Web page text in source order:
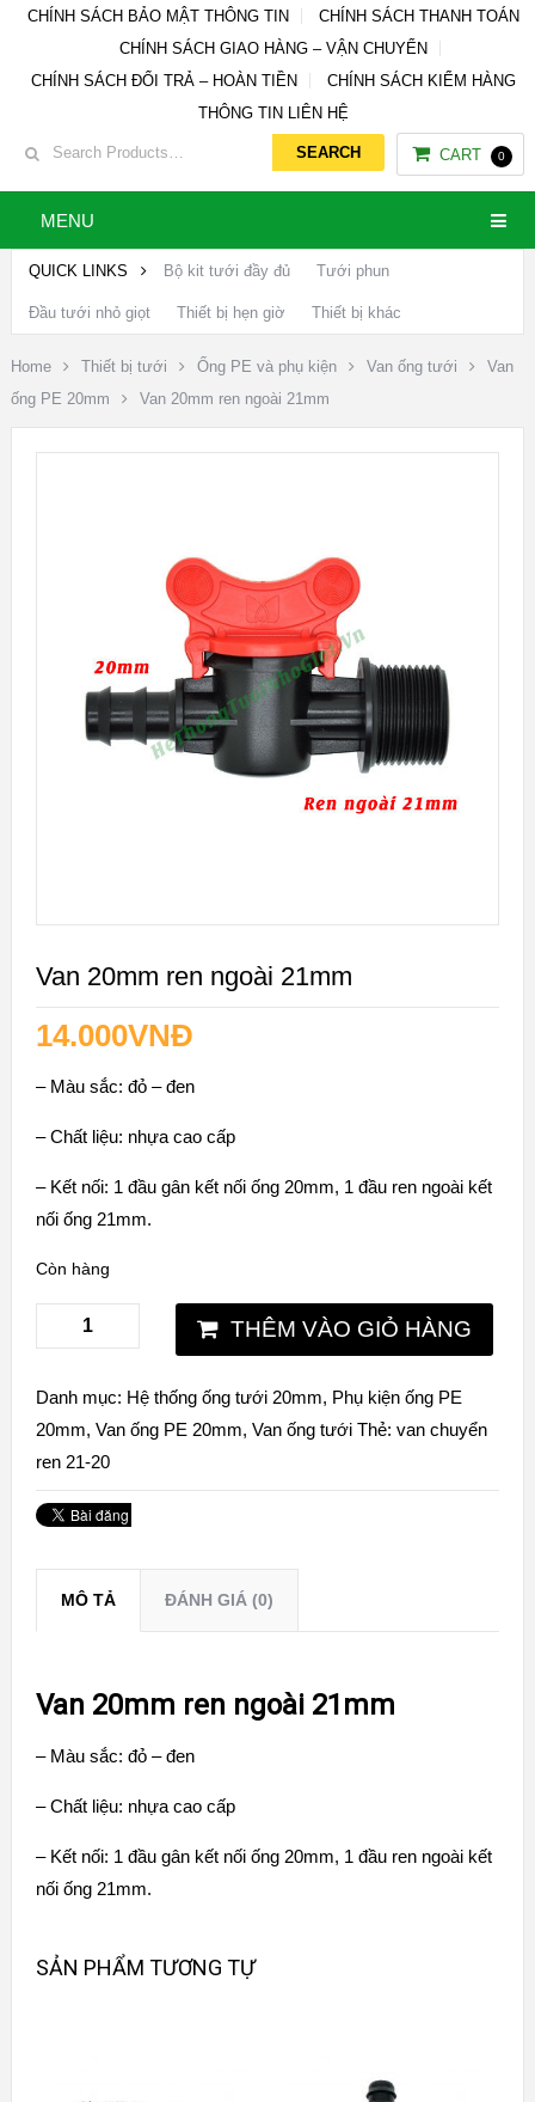
CHÍNH SÁCH BẢO MẬT THÔNG TIN
CHÍNH SÁCH THANH TOÁN
CHÍNH SÁCH GIAO HÀNG – VẬN CHUYỂN
CHÍNH SÁCH ĐỔI TRẢ – HOÀN TIỀN
CHÍNH SÁCH KIỂM HÀNG
THÔNG TIN LIÊN HỆ
CART 0
MENU
QUICK LINKS Bộ kit tưới đầy đủ Tưới phun
Đầu tưới nhỏ giọt Thiết bị hẹn giờ Thiết bị khác
Home Thiết bị tưới Ống PE và phụ kiện Van ống tưới
Van
ống PE 20mm
Van 20mm ren ngoài 21mm
Van 20mm ren ngoài 21mm
14.000VNĐ
– Màu sắc: đỏ – đen
– Chất liệu: nhựa cao cấp
– Kết nối: 1 đầu gân kết nối ống 20mm, 1 đầu ren ngoài kết
nối ống 21mm.
Còn hàng
THÊM VÀO GIỎ HÀNG
Danh mục: Hệ thống ống tưới 20mm, Phụ kiện ống PE
20mm, Van ống PE 20mm, Van ống tưới Thẻ: van chuyển
ren 21-20
MÔ TẢ ĐÁNH GIÁ (0)
Van 20mm ren ngoài 21mm
– Màu sắc: đỏ – đen
– Chất liệu: nhựa cao cấp
– Kết nối: 1 đầu gân kết nối ống 20mm, 1 đầu ren ngoài kết
nối ống 21mm.
SẢN PHẨM TƯƠNG TỰ